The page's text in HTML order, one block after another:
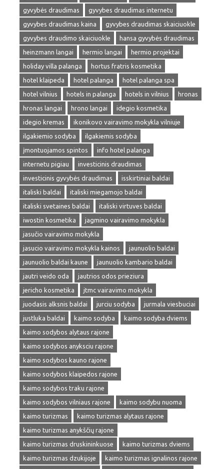
gyvybės draudimas
gyvybes draudimas internetu
gyvybes draudimas kaina
gyvybes draudimas skaiciuokle
gyvybes draudimo skaiciuokle
hansa gyvybės draudimas
heinzmann langai
hermio langai
hermio projektai
holiday villa palanga
hortus fratris kosmetika
hotel klaipeda
hotel palanga
hotel palanga spa
hotel vilnius
hotels in palanga hotels in vilnius
hronas
hronas langai
hrono langai
idegio kosmetika
idegio kremas
ikonikovo vairavimo mokykla vilniuje
ilgakiemio sodyba
ilgakiemis sodyba
įmontuojamos spintos
info hotel palanga
internetu pigiau
investicinis draudimas
investicinis gyvybės draudimas
isskirtiniai baldai
italiski baldai
italiski miegamojo baldai
italiski svetaines baldai
italiski virtuves baldai
iwostin kosmetika
jagmino vairavimo mokykla
jasučio vairavimo mokykla
jasucio vairavimo mokykla kainos
jaunuolio baldai
jaunuolio baldai kaune
jaunuolio kambario baldai
jautri veido oda
jautrios odos prieziura
jericho kosmetika
jtmc vairavimo mokykla
juodasis alksnis baldai
jurciu sodyba
jurmala viesbuciai
justluka baldai
kaimo sodyba
kaimo sodyba dviems
kaimo sodybos alytaus rajone
kaimo sodybos anyksciu rajone
kaimo sodybos kauno rajone
kaimo sodybos klaipedos rajone
kaimo sodybos traku rajone
kaimo sodybos vilniaus rajone
kaimo sodybu nuoma
kaimo turizmas
kaimo turizmas alytaus rajone
kaimo turizmas anykščių rajone
kaimo turizmas druskininkuose
kaimo turizmas dviems
kaimo turizmas dzukijoje
kaimo turizmas ignalinos rajone